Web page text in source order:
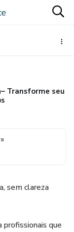
Transforme seu
sem clareza
profissionais que